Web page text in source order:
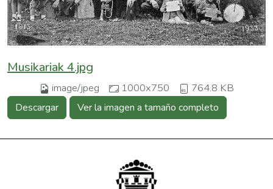
Musikariak 4.jpg
image/jpeg 1000x750 764.8 KB
Descargar Ver la imagen a tamaño completo